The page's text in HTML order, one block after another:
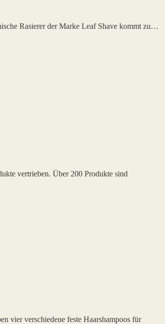
Rasierer der Marke Leaf Shave kommt zu…
vertrieben. Über 200 Produkte sind
vier verschiedene feste Haarshampoos für